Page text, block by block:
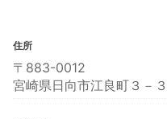
住所
〒883-0012
宮崎県日向市江良町３－